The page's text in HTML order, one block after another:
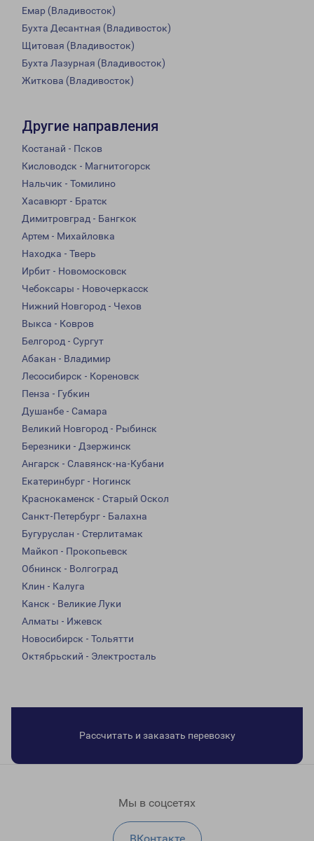
Емар (Владивосток)
Бухта Десантная (Владивосток)
Щитовая (Владивосток)
Бухта Лазурная (Владивосток)
Житкова (Владивосток)
Другие направления
Костанай - Псков
Кисловодск - Магнитогорск
Нальчик - Томилино
Хасавюрт - Братск
Димитровград - Бангкок
Артем - Михайловка
Находка - Тверь
Ирбит - Новомосковск
Чебоксары - Новочеркасск
Нижний Новгород - Чехов
Выкса - Ковров
Белгород - Сургут
Абакан - Владимир
Лесосибирск - Кореновск
Пенза - Губкин
Душанбе - Самара
Великий Новгород - Рыбинск
Березники - Дзержинск
Ангарск - Славянск-на-Кубани
Екатеринбург - Ногинск
Краснокаменск - Старый Оскол
Санкт-Петербург - Балахна
Бугуруслан - Стерлитамак
Майкоп - Прокопьевск
Обнинск - Волгоград
Клин - Калуга
Канск - Великие Луки
Алматы - Ижевск
Новосибирск - Тольятти
Октябрьский - Электросталь
Рассчитать и заказать перевозку
Мы в соцсетях